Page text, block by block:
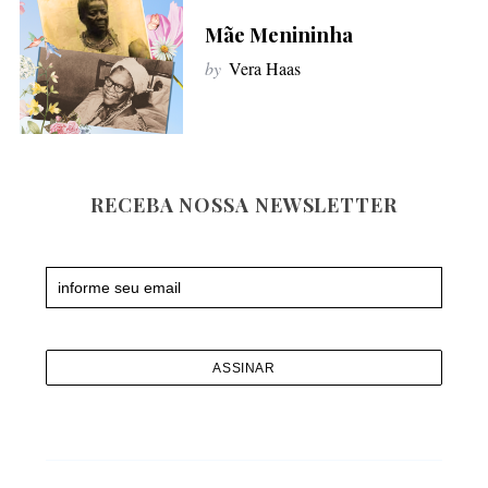
f
o
r
:
Mãe Menininha
by Vera Haas
RECEBA NOSSA NEWSLETTER